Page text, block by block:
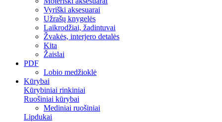
Vyriški aksesuarai
Užrašų knygelės
Laikrodžiai, žadintuvai
Žvakės, interjero detalės
Kita
Žaislai
PDF
Lobio medžioklė
Kūrybai
Kūrybiniai rinkiniai
Ruošiniai kūrybai
Mediniai ruošiniai
Lipdukai